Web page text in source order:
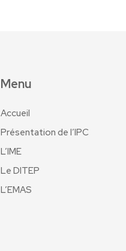
Menu
Accueil
Présentation de l’IPC
L’IME
Le DITEP
L’EMAS